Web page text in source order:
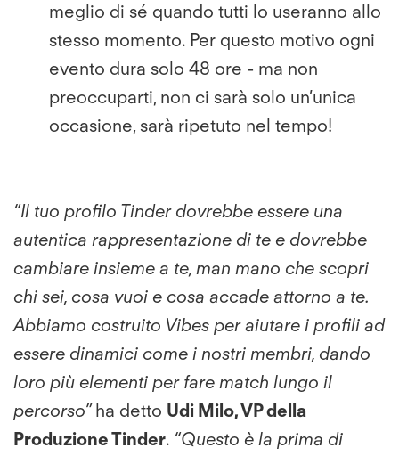
meglio di sé quando tutti lo useranno allo
stesso momento. Per questo motivo ogni
evento dura solo 48 ore - ma non
preoccuparti, non ci sarà solo un’unica
occasione, sarà ripetuto nel tempo!
“Il tuo profilo Tinder dovrebbe essere una
autentica rappresentazione di te e dovrebbe
cambiare insieme a te, man mano che scopri
chi sei, cosa vuoi e cosa accade attorno a te.
Abbiamo costruito Vibes per aiutare i profili ad
essere dinamici come i nostri membri, dando
loro più elementi per fare match lungo il
percorso”ha detto Udi Milo, VP della
Produzione Tinder. “Questo è la prima di